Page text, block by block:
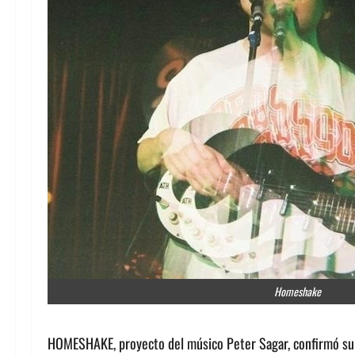
Homeshake
HOMESHAKE, proyecto del músico Peter Sagar,